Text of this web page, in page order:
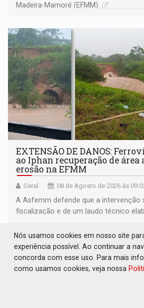
Madeira-Mamoré (EFMM)
EXTENSÃO DE DANOS:
ao Iphan recuperação de
erosão na EFMM
Geral 08 de Agosto de 2026 às
A Asfemm defende que a intervenção
fiscalização e de um laudo técnico
Nós usamos cookies em nosso site
experiência possível. Ao continuar a
concorda com esse uso. Para mais
como usamos cookies, veja nossa